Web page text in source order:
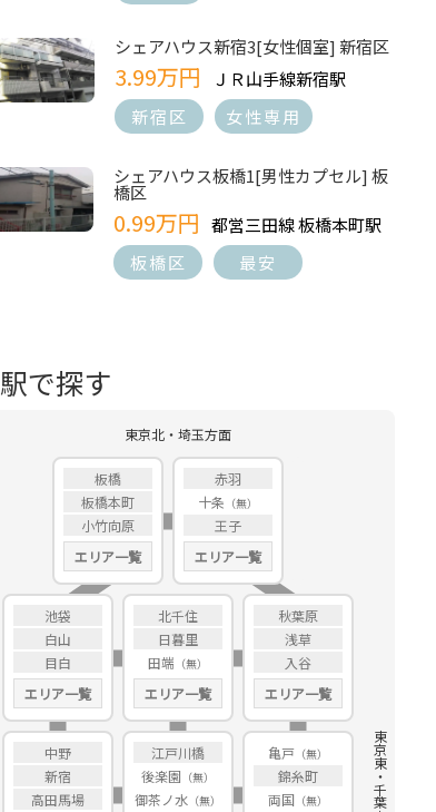
シェアハウス新宿3[女性個室] 新宿区
3.99万円
ＪＲ山手線新宿駅
新宿区
女性専用
シェアハウス板橋1[男性カプセル] 板
橋区
0.99万円 都営三田線 板橋本町駅
板橋区
最安
駅で探す
東京北・埼玉方面
板橋
板橋本町
小竹向原
エリア一覧
赤羽
十条
王子
エリア一覧
池袋
白山
目白
エリア一覧
北千住
日暮里
田端
エリア一覧
秋葉原
浅草
入谷
エリア一覧
中野
新宿
高田馬場
江戸川橋
後楽園
御茶ノ水
亀戸
錦糸町
両国
東京東・千葉方面